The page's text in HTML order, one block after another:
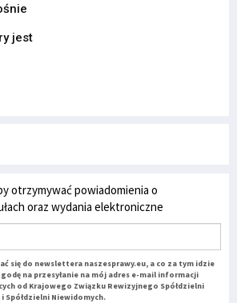
jest
otrzymywać powiadomienia o
oraz wydania elektroniczne
się do newslettera naszesprawy.eu, a co za tym idzie
na przesyłanie na mój adres e-mail informacji
od Krajowego Związku Rewizyjnego Spółdzielni
Spółdzielni Niewidomych.